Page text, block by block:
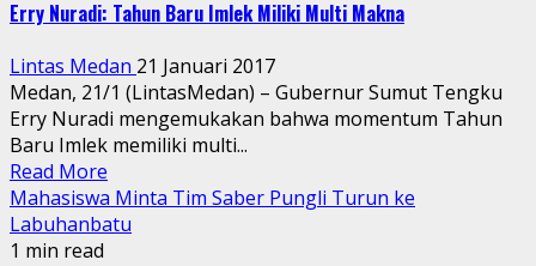
Erry Nuradi: Tahun Baru Imlek Miliki Multi Makna
Lintas Medan 21 Januari 2017
Medan, 21/1 (LintasMedan) – Gubernur Sumut Tengku
Erry Nuradi mengemukakan bahwa momentum Tahun
Baru Imlek memiliki multi...
Read More
Mahasiswa Minta Tim Saber Pungli Turun ke
Labuhanbatu
1 min read